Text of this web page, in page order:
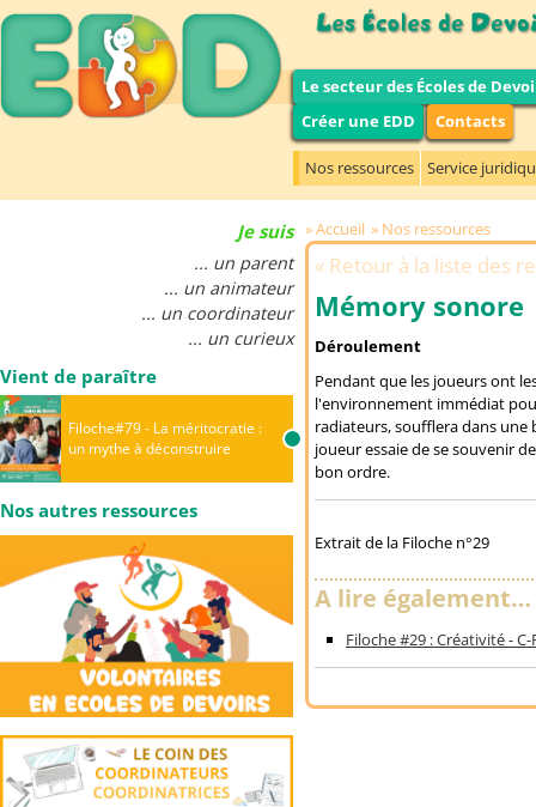
Le secteur des Écoles de
Créer une EDD
Contacts
Nos ressources Service
Je suis
... un parent
... un animateur
... un coordinateur
... un curieux
Vient de paraître
Filoche#79 - La méritocratie :
un mythe à déconstruire
Nos autres ressources
Accueil Nos ressources
Retour à la liste des
Mémory sonore
Déroulement
Pendant que les joueurs ont
l'environnement immédiat
radiateurs, soufflera dans une
joueur essaie de se souvenir
bon ordre.
Extrait de la Filoche n°29
A lire également…
Filoche #29 : Créativité -